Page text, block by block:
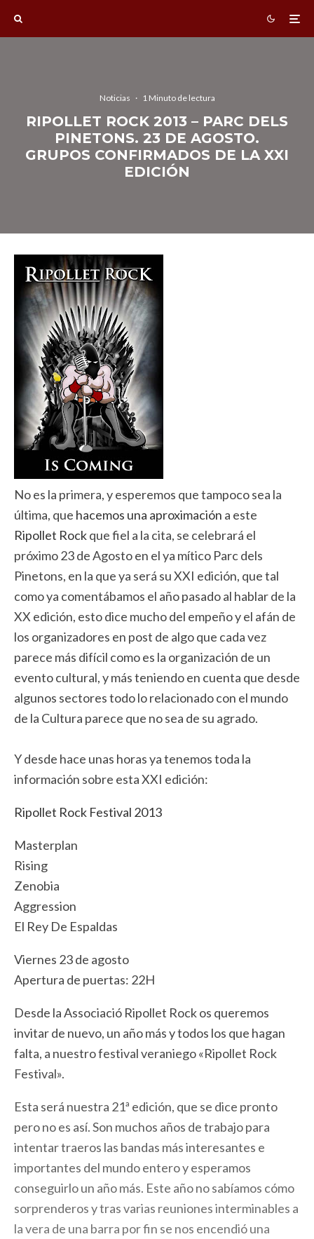
Noticias · 1 Minuto de lectura
RIPOLLET ROCK 2013 – PARC DELS
PINETONS. 23 DE AGOSTO.
GRUPOS CONFIRMADOS DE LA XXI
EDICIÓN
No es la primera, y esperemos que tampoco sea la
última, que hacemos una aproximación a este
Ripollet Rockque fiel a la cita, se celebrará el
próximo 23 de Agosto en el ya mítico Parc dels
Pinetons, en la que ya será su XXI edición, que tal
como ya comentábamos el año pasado al hablar de la
XX edición, esto dice mucho del empeño y el afán de
los organizadores en post de algo que cada vez
parece más difícil como es la organización de un
evento cultural, y más teniendo en cuenta que desde
algunos sectores todo lo relacionado con el mundo
de la Cultura parece que no sea de su agrado.
Y desde hace unas horas ya tenemos toda la
información sobre esta XXI edición:
Ripollet Rock Festival 2013
Masterplan
Rising
Zenobia
Aggression
El Rey De Espaldas
Viernes 23 de agosto
Apertura de puertas: 22H
Desde la Associació Ripollet Rock os queremos
invitar de nuevo, un año más y todos los que hagan
falta, a nuestro festival veraniego «Ripollet Rock
Festival».
Esta será nuestra 21ª edición, que se dice pronto
pero no es así. Son muchos años de trabajo para
intentar traeros las bandas más interesantes e
importantes del mundo entero y esperamos
conseguirlo un año más. Este año no sabíamos cómo
sorprenderos y tras varias reuniones interminables a
la vera de una barra por fin se nos encendió una